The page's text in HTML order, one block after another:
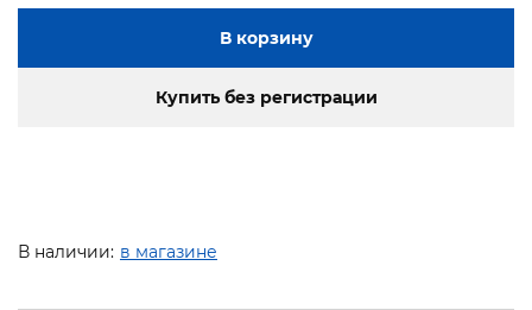
В корзину
Купить без регистрации
В наличии: в магазине